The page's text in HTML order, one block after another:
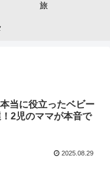
旅
本当に役立ったベビー
2児のママが本音で
2025.08.29